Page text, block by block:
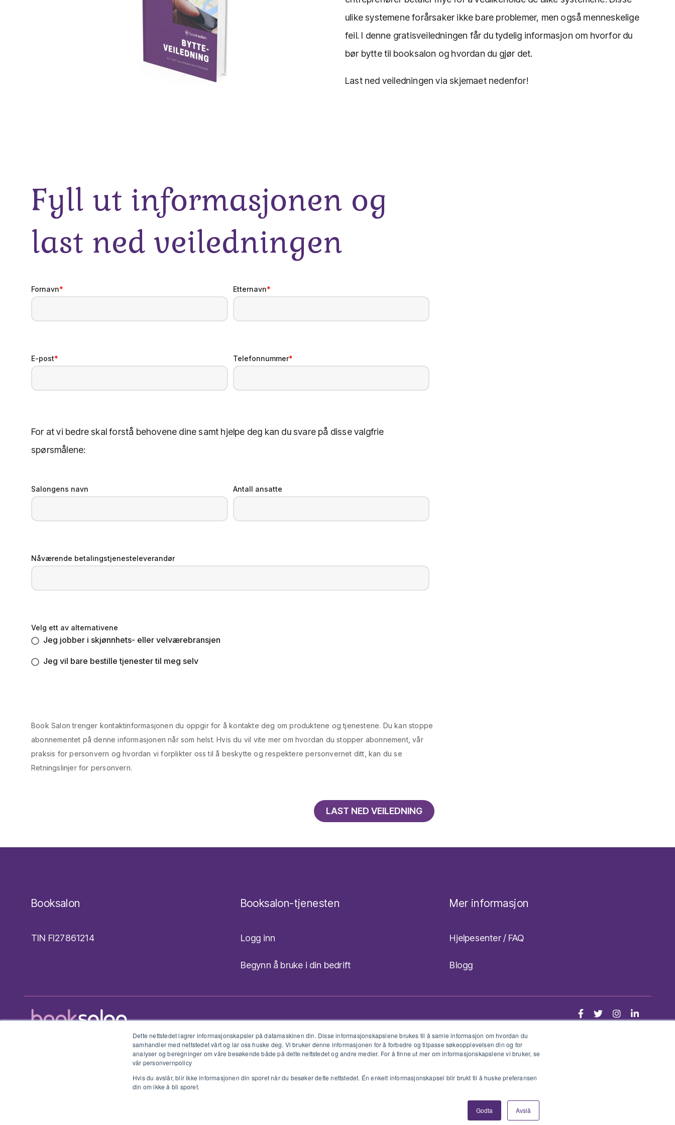
Dette nettstedet lagrer informasjonskapsler på datamaskinen din. Disse informasjonskapslene brukes til å samle informasjon om hvordan du
samhandler med nettstedet vårt og lar oss huske deg. Vi bruker denne informasjonen for å forbedre og tilpasse søkeopplevelsen din og for
analyser og beregninger om våre besøkende både på dette nettstedet og andre medier. For å finne ut mer om informasjonskapslene vi bruker, se
vår personvernpolicy
Hvis du avslår, blir ikke informasjonen din sporet når du besøker dette nettstedet. Én enkelt informasjonskapsel blir brukt til å huske preferansen
din om ikke å bli sporet.
Godta Avslå
ulike systemene forårsaker ikke bare problemer, men også menneskelige
feil. I denne gratisveiledningen får du tydelig informasjon om hvorfor du
bør bytte til booksalon og hvordan du gjør det.
Last ned veiledningen via skjemaet nedenfor!
Fyll ut informasjonen og
last ned veiledningen
Fornavn* Etternavn*
E-post* Telefonnummer*
For at vi bedre skal forstå behovene dine samt hjelpe deg kan du svare på disse valgfrie
spørsmålene:
Salongens navn Antall ansatte
Nåværende betalingstjenesteleverandør
Velg ett av alternativene
Jeg jobber i skjønnhets- eller velværebransjen
Jeg vil bare bestille tjenester til meg selv
Book Salon trenger kontaktinformasjonen du oppgir for å kontakte deg om produktene og tjenestene. Du kan stoppe
abonnementet på denne informasjonen når som helst. Hvis du vil vite mer om hvordan du stopper abonnement, vår
praksis for personvern og hvordan vi forplikter oss til å beskytte og respektere personvernet ditt, kan du se
Retningslinjer for personvern.
Booksalon
TIN FI27861214
Booksalon-tjenesten
Logg inn
Begynn å bruke i din bedrift
Mer informasjon
Hjelpesenter / FAQ
Blogg
Facebook
TwitterInstagram